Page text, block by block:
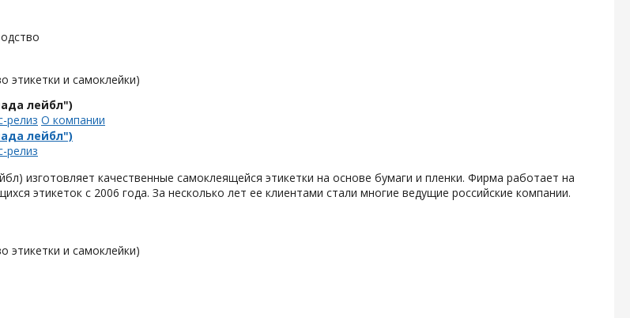
этикетки и самоклейки)
лейбл")
релиз О компании
лейбл")
релиз
изготовляет качественные самоклеящейся этикетки на основе бумаги и пленки. Фирма работает на
этикеток с 2006 года. За несколько лет ее клиентами стали многие ведущие российские компании.
этикетки и самоклейки)